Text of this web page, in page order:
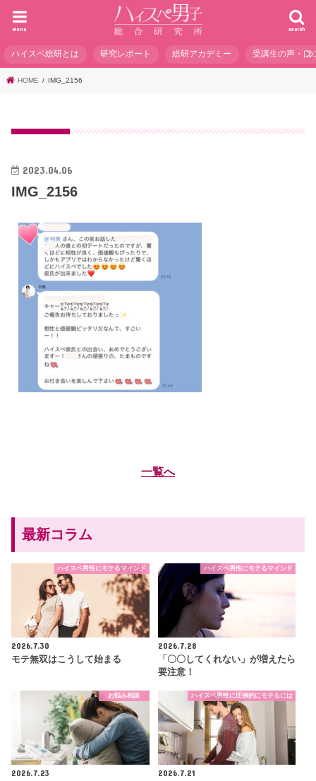
search
menu
ハイスペ総研とは 研究レポート 総研アカデミー 受講生の声・口
HOME IMG_2156
2023.04.06
IMG_2156
一覧へ
最新コラム
ハイスペ男性にモテるマインド
2026.7.30
モテ無双はこうして始まる
ハイスペ男性にモテるマインド
2026.7.28
「〇〇してくれない」が増えたら
要注意！
お悩み相談
2026.7.23
ハイスペ男性に圧倒的にモテるには
2026.7.21